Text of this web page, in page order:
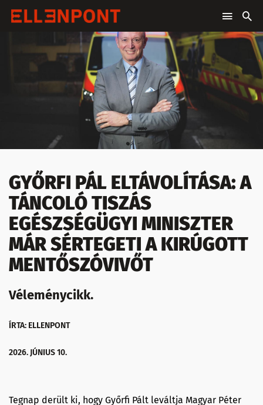
GYŐRFI PÁL ELTÁVOLÍTÁSA: A
TÁNCOLÓ TISZÁS
EGÉSZSÉGÜGYI MINISZTER
MÁR SÉRTEGETI A KIRÚGOTT
MENTŐSZÓVIVŐT
Véleménycikk.
ÍRTA: ELLENPONT
2026. JÚNIUS 10.
Tegnap derült ki, hogy Győrfi Pált leváltja Magyar Péter